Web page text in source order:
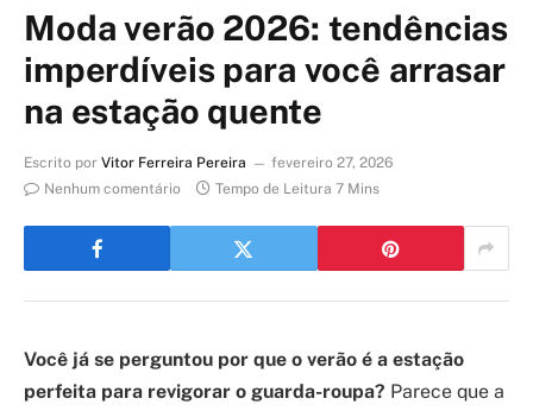
Moda verão 2026: tendências
imperdíveis para você arrasar
na estação quente
Escrito por Vitor Ferreira Pereira
fevereiro 27, 2026
Nenhum comentário
Tempo de Leitura 7 Mins
Você já se perguntou por que o verão é a estação
perfeita para revigorar o guarda-roupa? Parece que a